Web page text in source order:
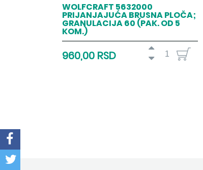
WOLFCRAFT 5632000
PRIJANJAJUĆA BRUSNA PLOČA;
GRANULACIJA 60 (PAK. OD 5
KOM.)
960,00 RSD